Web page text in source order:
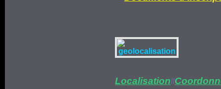
Localisation//